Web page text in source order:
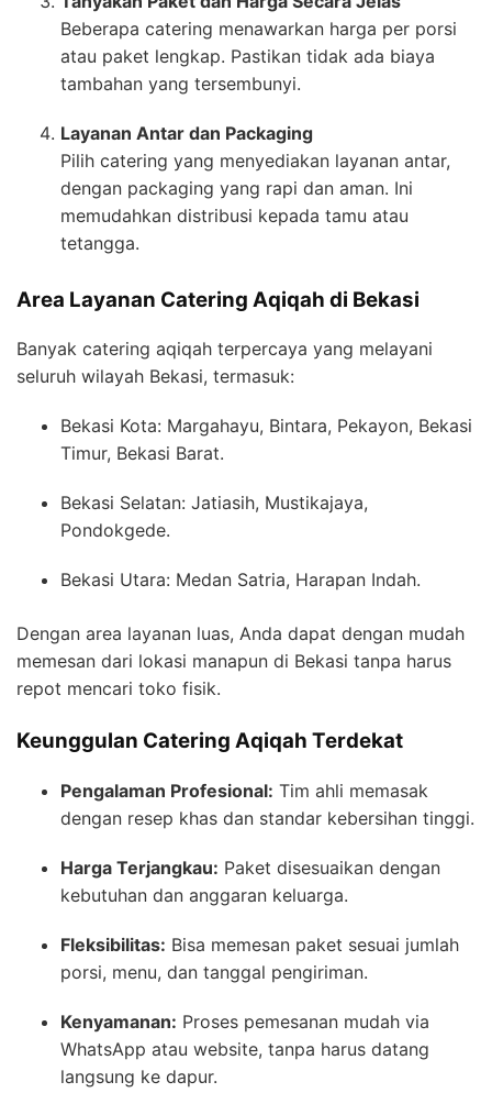
Beberapa catering menawarkan harga per porsi
atau paket lengkap. Pastikan tidak ada biaya
tambahan yang tersembunyi.
Layanan Antar dan Packaging
Pilih catering yang menyediakan layanan antar,
dengan packaging yang rapi dan aman. Ini
memudahkan distribusi kepada tamu atau
tetangga.
Area Layanan Catering Aqiqah di Bekasi
Banyak catering aqiqah terpercaya yang melayani
seluruh wilayah Bekasi, termasuk:
Bekasi Kota: Margahayu, Bintara, Pekayon, Bekasi
Timur, Bekasi Barat.
Bekasi Selatan: Jatiasih, Mustikajaya,
Pondokgede.
Bekasi Utara: Medan Satria, Harapan Indah.
Dengan area layanan luas, Anda dapat dengan mudah
memesan dari lokasi manapun di Bekasi tanpa harus
repot mencari toko fisik.
Keunggulan Catering Aqiqah Terdekat
Pengalaman Profesional: Tim ahli memasak
dengan resep khas dan standar kebersihan tinggi.
Harga Terjangkau: Paket disesuaikan dengan
kebutuhan dan anggaran keluarga.
Fleksibilitas: Bisa memesan paket sesuai jumlah
porsi, menu, dan tanggal pengiriman.
Kenyamanan: Proses pemesanan mudah via
WhatsApp atau website, tanpa harus datang
langsung ke dapur.